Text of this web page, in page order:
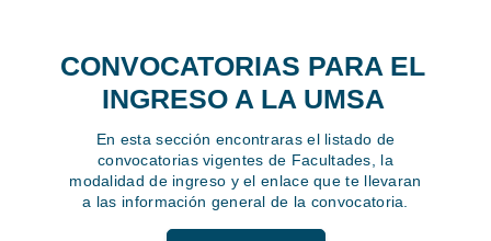
CONVOCATORIAS PARA EL
INGRESO A LA UMSA
En esta sección encontraras el listado de
convocatorias vigentes de Facultades, la
modalidad de ingreso y el enlace que te llevaran
a las información general de la convocatoria.